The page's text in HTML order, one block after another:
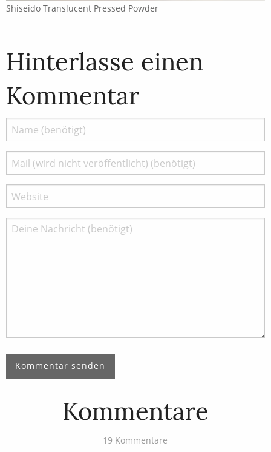
Shiseido Translucent Pressed Powder
Hinterlasse einen
Kommentar
Kommentare
19 Kommentare